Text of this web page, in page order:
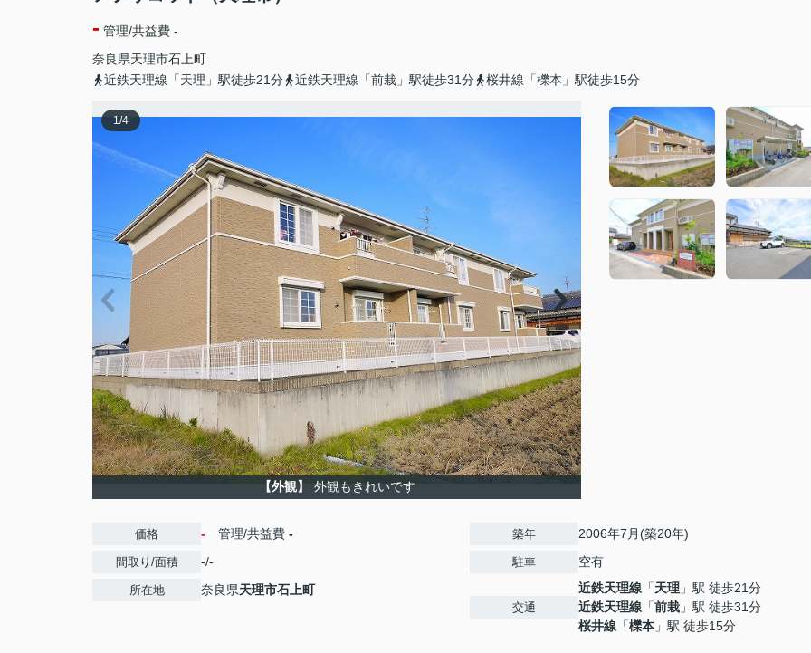
- 管理/共益費 -
奈良県天理市石上町
近鉄天理線「天理」駅徒歩21分
近鉄天理線「前栽」駅徒歩31分 桜井線「櫟本」駅徒歩15分
1/4
【外観】 外観もきれいです
価格 - 管理/共益費 -
間取り/面積 -/-
所在地 奈良県天理市石上町
築年 2006年7月(築20年)
駐車 空有
交通
近鉄天理線 「天理 」駅 徒歩21分
近鉄天理線 「前栽 」駅 徒歩31分
桜井線 「櫟本 」駅 徒歩15分